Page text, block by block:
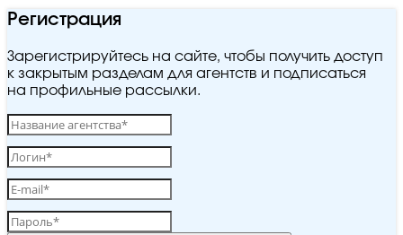
Регистрация
Зарегистрируйтесь на сайте, чтобы получить доступ
к закрытым разделам для агентств и подписаться
на профильные рассылки.